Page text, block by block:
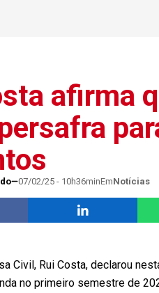
afirma
07/02/25 - 10h36minEmNotícias
Civil, Rui Costa, declarou
no primeiro semestre de